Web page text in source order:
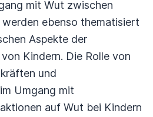
mit Wut zwischen
werden ebenso thematisiert
Aspekte der
Kindern. Die Rolle von
und
Umgang mit
auf Wut bei Kindern